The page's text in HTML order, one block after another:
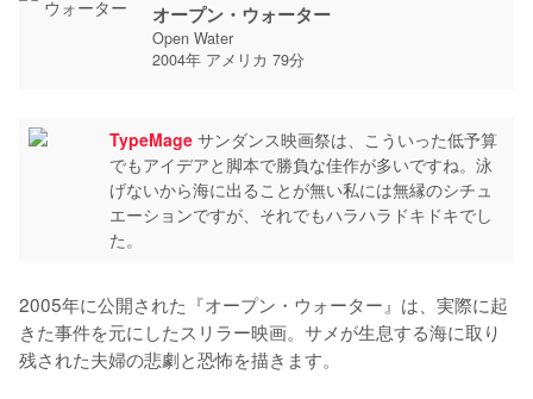
オープン・ウォーター
Open Water
2004年 アメリカ 79分
TypeMage サンダンス映画祭は、こういった低予算
でもアイデアと脚本で勝負な佳作が多いですね。泳
げないから海に出ることが無い私には無縁のシチュ
エーションですが、それでもハラハラドキドキでし
た。
2005年に公開された『オープン・ウォーター』は、実際に起
きた事件を元にしたスリラー映画。サメが生息する海に取り
残された夫婦の悲劇と恐怖を描きます。